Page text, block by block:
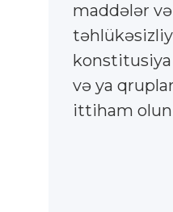
maddələr və
konstitusiya
və ya
ittiham